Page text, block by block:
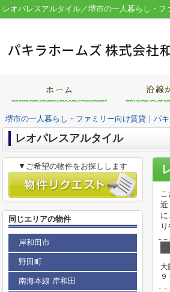
堺市の一人暮らし・ファミリー向け賃貸｜パ
レオパレスアルタイル
近
大
９
▼ご希望の物件をお探しします
同じエリアの物件
岸和田市
野田町
南海本線 岸和田